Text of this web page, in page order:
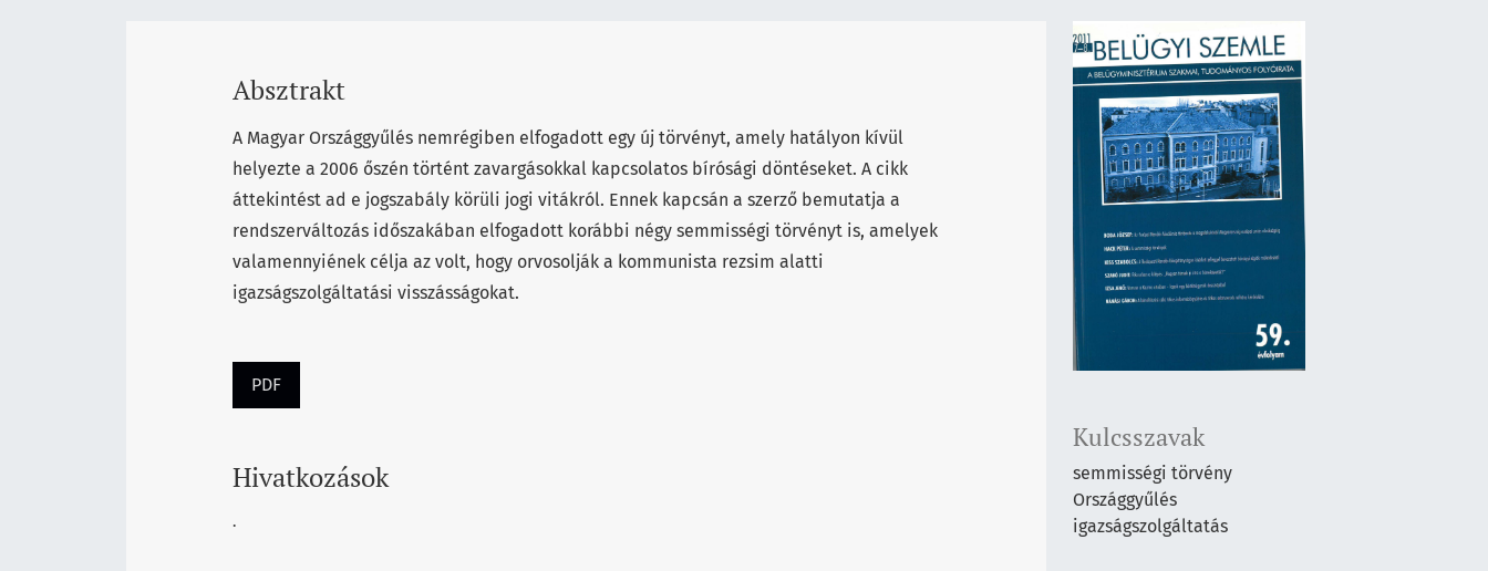
Kulcsszavak
semmisségi törvény
Országgyűlés
igazságszolgáltatás
Absztrakt
A Magyar Országgyűlés nemrégiben elfogadott egy új törvényt, amely hatályon kívül
helyezte a 2006 őszén történt zavargásokkal kapcsolatos bírósági döntéseket. A cikk
áttekintést ad e jogszabály körüli jogi vitákról. Ennek kapcsán a szerző bemutatja a
rendszerváltozás időszakában elfogadott korábbi négy semmisségi törvényt is, amelyek
valamennyiének célja az volt, hogy orvosolják a kommunista rezsim alatti
igazságszolgáltatási visszásságokat.
PDF
Hivatkozások
.